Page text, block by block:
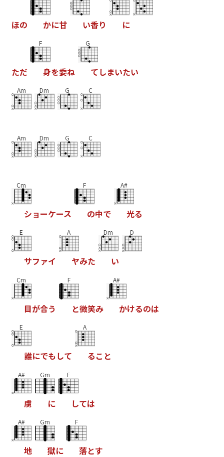
ほの かに甘 い香り に
ただ
F
身を委ね
G
てしまいたい
Am Dm G C
Am Dm G C
Cm
ショーケース
F
の中で
A#
光る
E
サフ ァイ
A
ヤみた
Dm
い
D
Cm
目が合う
F
と微笑み
A#
かけるのは
E
誰にでもして
A
るこ と
A#
虜
Gm
に
F
しては
A#
地
Gm
獄に
F
落とす